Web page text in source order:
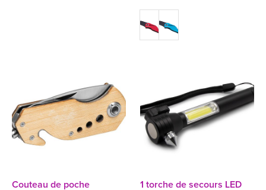
Couteau de poche
1 torche de secours LED